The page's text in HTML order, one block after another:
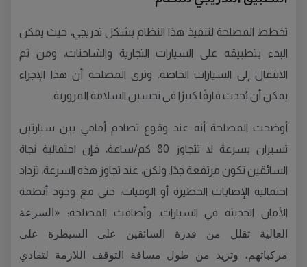
تخطط المصلحة لتنفيذ هذا النظام بشكل تدريجي، حيث يمكن
البدء بتطبيقه على السيارات التجارية والشاحنات، ومن ثم
الانتقال إلى السيارات الخاصة. وترى المصلحة أن هذا الإجراء
يمكن أن يُحدث فارقًا كبيرًا في تحسين السلامة المرورية.
أوضحت المصلحة أنه عند وقوع تصادم أمامي بين سيارتين
تسيران بسرعة لا تتجاوز 80 كم/ساعة، فإن احتمالية نجاة
السائقين تكون مرتفعة جدًا. ولكن، عند تجاوز هذه السرعة، تزداد
احتمالية الإصابات الخطيرة أو الوفيات، حتى مع وجود أنظمة
الأمان الحديثة في السيارات. وأضافت المصلحة: «السرعة
العالية تقلل من قدرة السائقين على السيطرة على
مركباتهم، وتزيد من طول مسافة التوقف اللازمة لتفادي